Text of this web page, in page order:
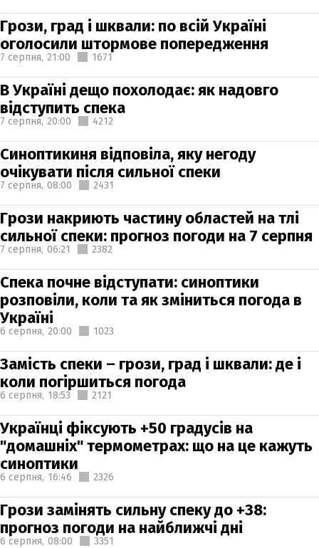
Грози, град і шквали: по всій Україні
оголосили штормове попередження
7 серпня, 21:00 1671
В Україні дещо похолодає: як надовго
відступить спека
7 серпня, 20:00 4212
Синоптикиня відповіла, яку негоду
очікувати після сильної спеки
7 серпня, 08:00 2431
Грози накриють частину областей на тлі
сильної спеки: прогноз погоди на 7 серпня
7 серпня, 06:21 2382
Спека почне відступати: синоптики
розповіли, коли та як зміниться погода в
Україні
6 серпня, 20:00 1023
Замість спеки – грози, град і шквали: де і
коли погіршиться погода
6 серпня, 18:53 2121
Українці фіксують +50 градусів на
"домашніх" термометрах: що на це кажуть
синоптики
6 серпня, 16:46 2326
Грози замінять сильну спеку до +38:
прогноз погоди на найближчі дні
6 серпня, 08:00 3351